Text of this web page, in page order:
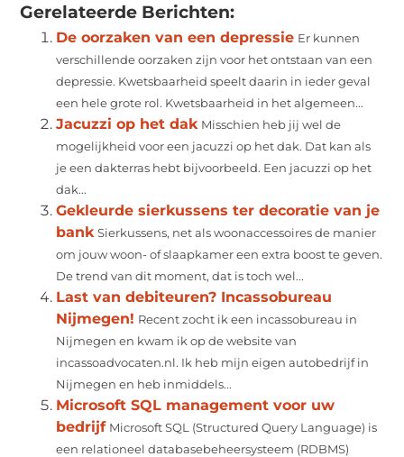
Gerelateerde Berichten:
De oorzaken van een depressie Er kunnen
verschillende oorzaken zijn voor het ontstaan van een
depressie. Kwetsbaarheid speelt daarin in ieder geval
een hele grote rol. Kwetsbaarheid in het algemeen...
Jacuzzi op het dak Misschien heb jij wel de
mogelijkheid voor een jacuzzi op het dak. Dat kan als
je een dakterras hebt bijvoorbeeld. Een jacuzzi op het
dak...
Gekleurde sierkussens ter decoratie van je
bank Sierkussens, net als woonaccessoires de manier
om jouw woon- of slaapkamer een extra boost te geven.
De trend van dit moment, dat is toch wel...
Last van debiteuren? Incassobureau
Nijmegen! Recent zocht ik een incassobureau in
Nijmegen en kwam ik op de website van
incassoadvocaten.nl. Ik heb mijn eigen autobedrijf in
Nijmegen en heb inmiddels...
Microsoft SQL management voor uw
bedrijf Microsoft SQL (Structured Query Language) is
een relationeel databasebeheersysteem (RDBMS)